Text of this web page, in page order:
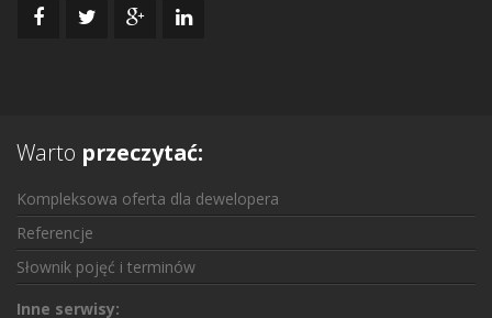
Warto przeczytać:
Kompleksowa oferta dla dewelopera
Referencje
Słownik pojęć i terminów
Inne serwisy: